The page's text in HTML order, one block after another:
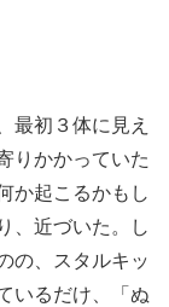
最初３体に見え
りかかっていた
か起こるかもし
、近づいた。し
の、スタルキッ
いるだけ、「ぬ